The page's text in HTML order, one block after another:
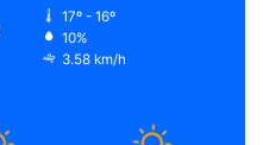
17º - 16º
10%
3.58 km/h